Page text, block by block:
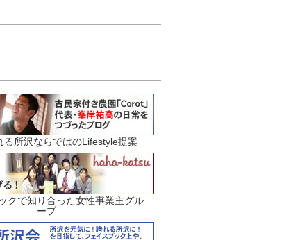
る所沢ならではのLifestyle提案
クで知り合った女性事業主グル
ープ